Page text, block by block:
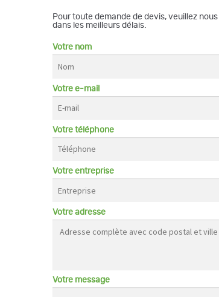
Pour toute demande de devis, veuillez
dans les meilleurs délais.
Votre nom
Votre e-mail
Votre téléphone
Votre entreprise
Votre adresse
Votre message